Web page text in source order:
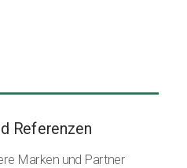
Referenzen
Marken und Partner